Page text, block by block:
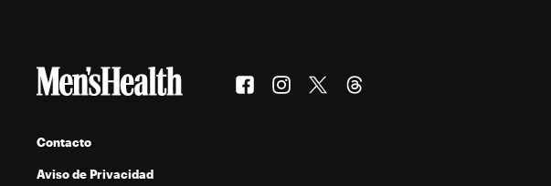
Contacto
Aviso de Privacidad